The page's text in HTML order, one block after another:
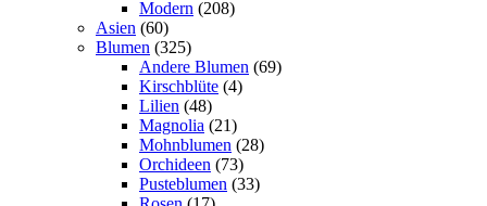
Modern (208)
Asien (60)
Blumen (325)
Andere Blumen (69)
Kirschblüte (4)
Lilien (48)
Magnolia (21)
Mohnblumen (28)
Orchideen (73)
Pusteblumen (33)